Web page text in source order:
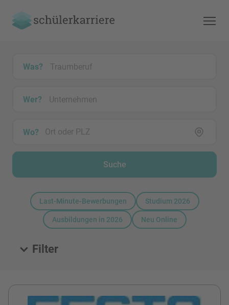
Was?
Wer?
Wo?
Suche
Last-Minute-Bewerbungen Studium 2026
Ausbildungen in 2026 Neu Online
Filter
Alle Stellen